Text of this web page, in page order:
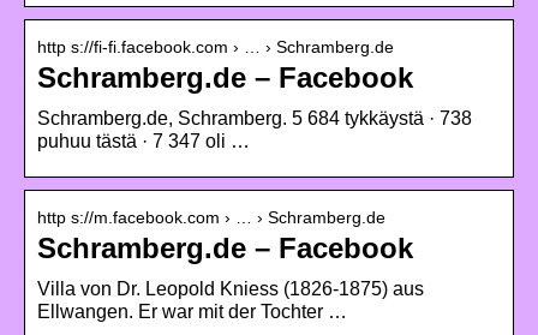
http s://fi-fi.facebook.com › … › Schramberg.de
Schramberg.de – Facebook
Schramberg.de, Schramberg. 5 684 tykkäystä · 738
puhuu tästä · 7 347 oli …
http s://m.facebook.com › … › Schramberg.de
Schramberg.de – Facebook
Villa von Dr. Leopold Kniess (1826-1875) aus
Ellwangen. Er war mit der Tochter …